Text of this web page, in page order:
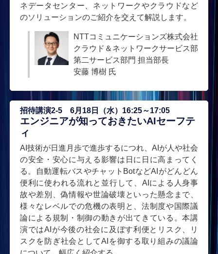
ネデータセンター、ネットワークやクラウドなど
のソリューションのご紹介を交えて解説します。
NTTコミュニケーションズ株式会社
クラウド＆ネットワークサービス部
第二サービス部門 担当部長
安藤 博樹 氏
招待講演2-5 6月18日（水）16:25～17:05
エンジニアが知っておきたいAIセーフテ
ィ
AI技術が日進月歩で進歩するにつれ、AIが人や社会
の安全・安心に与える影響は日に日に高まってく
る。自動運転バスやチャットBotなどAIがどんどん
便利に使われる流れと並行して、AIによる人身事
故や差別、偽情報や世論破壊といった懸念まで、
様々なレベルでの危機の表明と、法制度や国際議
論による規制・制御の動きが出てきている。本講
演ではAIが今後の社会に及ぼす利便とリスク、リ
スクを防ぎ社会としてAIを御する取り組みの議論